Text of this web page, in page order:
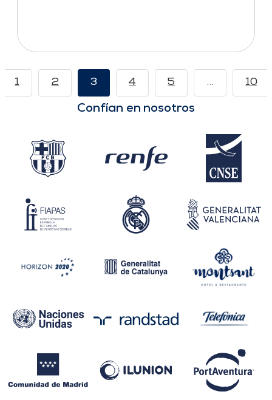
1 2 3 4 5 … 10
Confían en nosotros